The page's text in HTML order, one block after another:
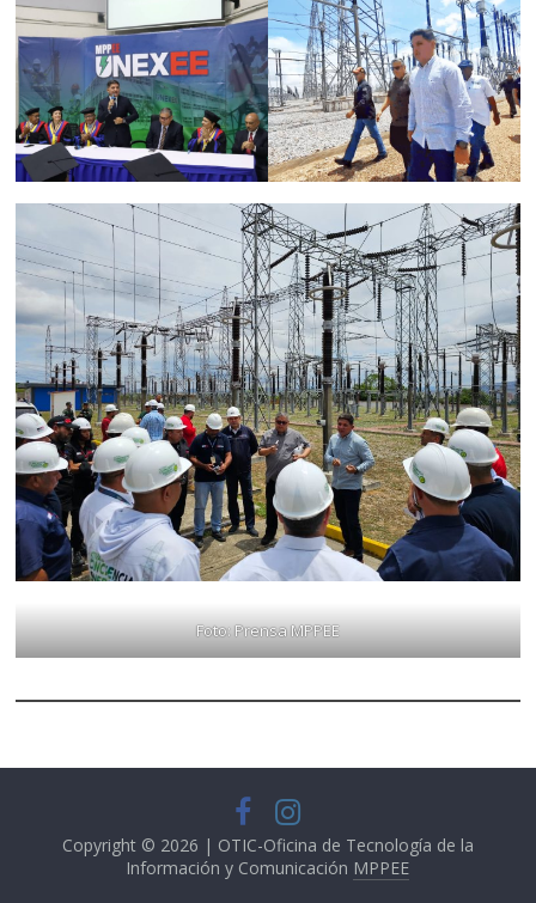
Foto: Prensa MPPEE
Copyright © 2026 | OTIC-Oficina de Tecnología de la
Información y Comunicación MPPEE